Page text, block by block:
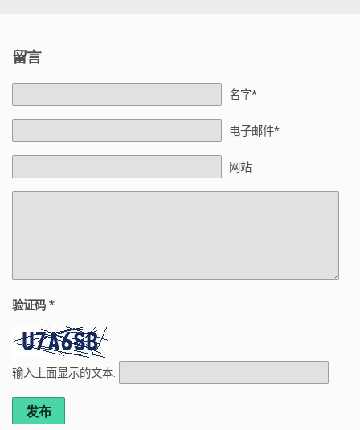
留言
名字*
电子邮件*
网站
验证码 *
输入上面显示的文本:
发布